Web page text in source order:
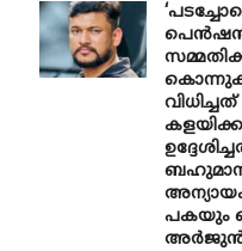
പെൻഷൻ
പകയും
അർജുൻ